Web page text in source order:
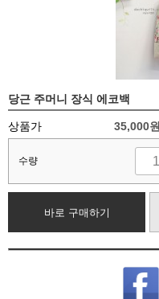
당근 주머니 장식 에코백
상품가 35,000원
수량
바로 구매하기